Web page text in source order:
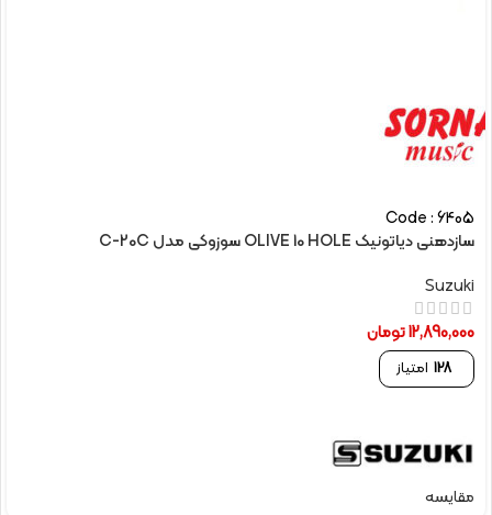
Code : 6405
سازدهنی دیاتونیک OLIVE 10 HOLE سوزوکی مدل C-20C
Suzuki
12,890,000تومان
128 امتیاز
مقایسه